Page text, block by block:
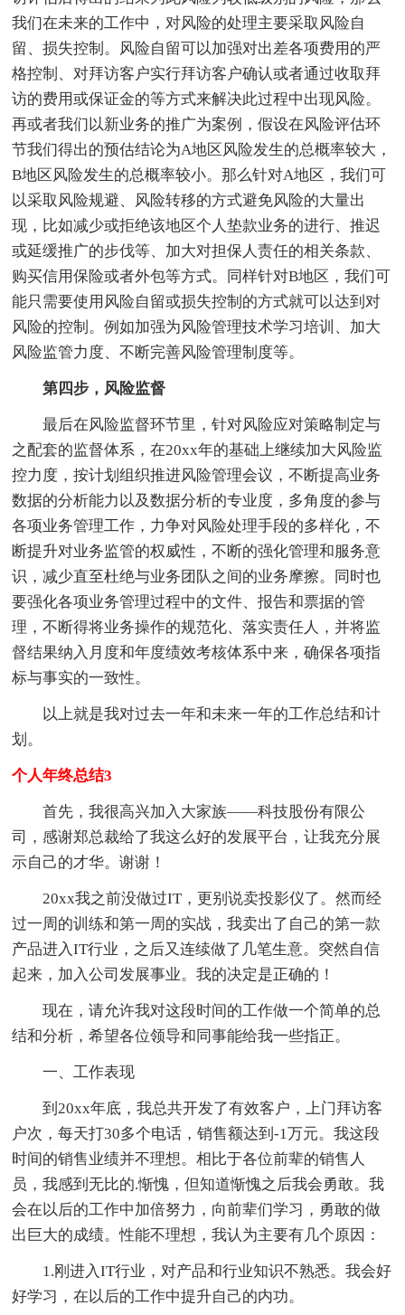
我们在未来的工作中，对风险的处理主要采取风险自
留、损失控制。风险自留可以加强对出差各项费用的严
格控制、对拜访客户实行拜访客户确认或者通过收取拜
访的费用或保证金的等方式来解决此过程中出现风险。
再或者我们以新业务的推广为案例，假设在风险评估环
节我们得出的预估结论为A地区风险发生的总概率较大，
B地区风险发生的总概率较小。那么针对A地区，我们可
以采取风险规避、风险转移的方式避免风险的大量出
现，比如减少或拒绝该地区个人垫款业务的进行、推迟
或延缓推广的步伐等、加大对担保人责任的相关条款、
购买信用保险或者外包等方式。同样针对B地区，我们可
能只需要使用风险自留或损失控制的方式就可以达到对
风险的控制。例如加强为风险管理技术学习培训、加大
风险监管力度、不断完善风险管理制度等。
第四步，风险监督
最后在风险监督环节里，针对风险应对策略制定与
之配套的监督体系，在20xx年的基础上继续加大风险监
控力度，按计划组织推进风险管理会议，不断提高业务
数据的分析能力以及数据分析的专业度，多角度的参与
各项业务管理工作，力争对风险处理手段的多样化，不
断提升对业务监管的权威性，不断的强化管理和服务意
识，减少直至杜绝与业务团队之间的业务摩擦。同时也
要强化各项业务管理过程中的文件、报告和票据的管
理，不断得将业务操作的规范化、落实责任人，并将监
督结果纳入月度和年度绩效考核体系中来，确保各项指
标与事实的一致性。
以上就是我对过去一年和未来一年的工作总结和计
划。
个人年终总结3
首先，我很高兴加入大家族——科技股份有限公
司，感谢郑总裁给了我这么好的发展平台，让我充分展
示自己的才华。谢谢！
20xx我之前没做过IT，更别说卖投影仪了。然而经
过一周的训练和第一周的实战，我卖出了自己的第一款
产品进入IT行业，之后又连续做了几笔生意。突然自信
起来，加入公司发展事业。我的决定是正确的！
现在，请允许我对这段时间的工作做一个简单的总
结和分析，希望各位领导和同事能给我一些指正。
一、工作表现
到20xx年底，我总共开发了有效客户，上门拜访客
户次，每天打30多个电话，销售额达到-1万元。我这段
时间的销售业绩并不理想。相比于各位前辈的销售人
员，我感到无比的.惭愧，但知道惭愧之后我会勇敢。我
会在以后的工作中加倍努力，向前辈们学习，勇敢的做
出巨大的成绩。性能不理想，我认为主要有几个原因：
1.刚进入IT行业，对产品和行业知识不熟悉。我会好
好学习，在以后的工作中提升自己的内功。